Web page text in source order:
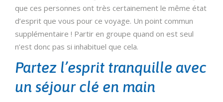
que ces personnes ont très certainement le même état
d’esprit que vous pour ce voyage. Un point commun
supplémentaire ! Partir en groupe quand on est seul
n’est donc pas si inhabituel que cela.
Partez l’esprit tranquille avec
un séjour clé en main